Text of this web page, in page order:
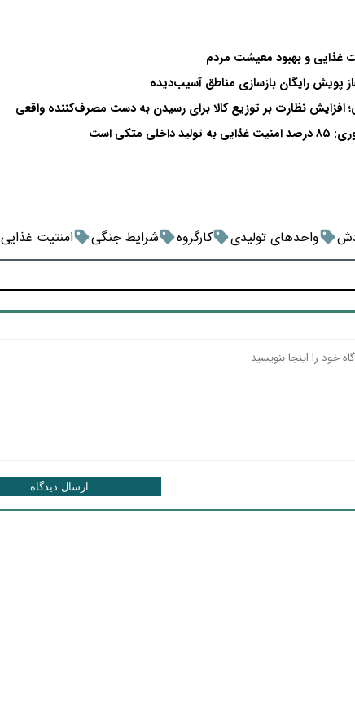
غذایی و بهبود معیشت مردم
پویش رایگان بازسازی مناطق آسیب‌دیده
افزایش نظارت بر توزیع کالا برای رسیدن به دست مصرف‌کننده واقعی
است
واحدهای تولیدی کارگروه شرایط جنگی امنتیت غذایی
ارسال دیدگاه